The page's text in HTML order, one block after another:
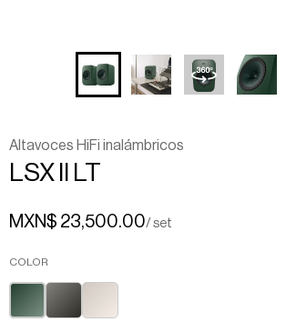
LSX LT
Altavoces HiFi inalámbricos
MXN$ 23,500.00/ set
COLOR